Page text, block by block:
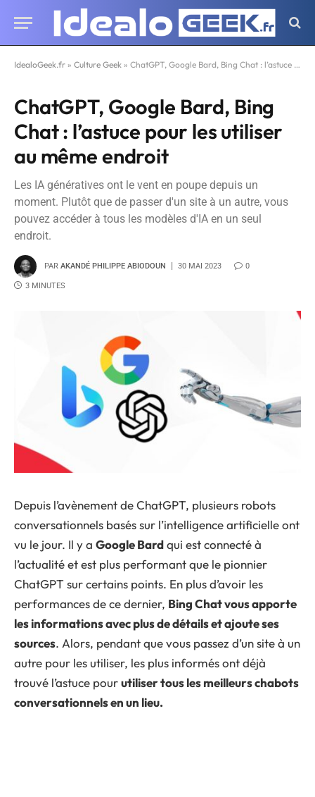
IdealoGeek.fr » Culture Geek » ChatGPT, Google Bard, Bing Chat : l’astuce pour les utiliser au même endroit
ChatGPT, Google Bard, Bing
Chat : l’astuce pour les utiliser
au même endroit
Les IA génératives ont le vent en poupe depuis un
moment. Plutôt que de passer d'un site à un autre, vous
pouvez accéder à tous les modèles d'IA en un seul
endroit.
PAR AKANDÉ PHILIPPE ABIODOUN 30 MAI 2023 0
3 MINUTES
Depuis l’avènement de ChatGPT, plusieurs robots
conversationnels basés sur l’intelligence artificielle ont
vu le jour. Il y a Google Bardqui est connecté à
l’actualité et est plus performant que le pionnier
ChatGPT sur certains points. En plus d’avoir les
performances de ce dernier, Bing Chat vous apporte
les informations avec plus de détails et ajoute ses
sources. Alors, pendant que vous passez d’un site à un
autre pour les utiliser, les plus informés ont déjà
trouvé l’astuce pourutiliser tous les meilleurs chabots
conversationnels en un lieu.